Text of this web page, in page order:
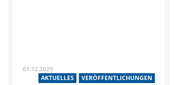
01.12.2025
AKTUELLES
VERÖFFENTLICHUNGEN